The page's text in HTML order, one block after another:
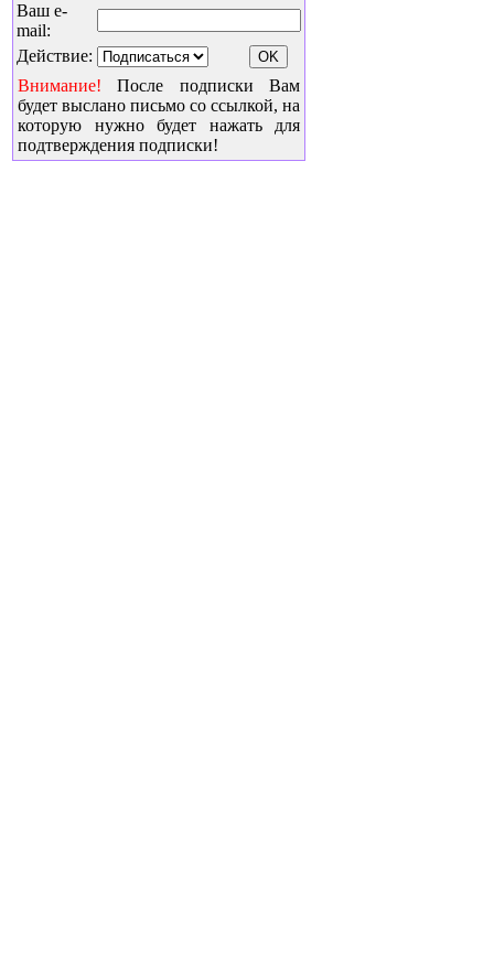
Ваш e-
mail:
Действие:
Внимание! После подписки Вам
будет выслано письмо со ссылкой, на
которую нужно будет нажать для
подтверждения подписки!